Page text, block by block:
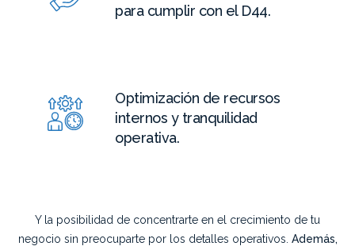
para cumplir con el D44.
Optimización de recursos
internos y tranquilidad
operativa.
Y la posibilidad de concentrarte en el crecimiento de tu
negocio sin preocuparte por los detalles operativos. Además,